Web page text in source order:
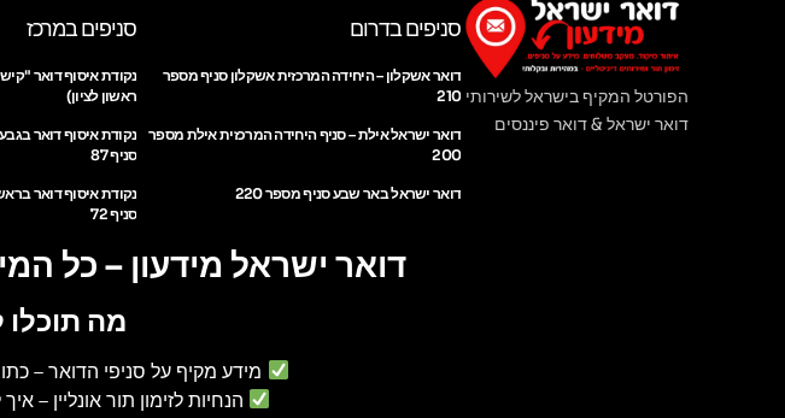
הפורטל המקיף בישראל לשירותי
דואר ישראל & דואר פיננסים
סניפים בדרום
דואר אשקלון – היחידה המרכזית אשקלון סניף מספר
210
דואר ישראל אילת – סניף היחידה המרכזית אילת מספר
200
דואר ישראל באר שבע סניף מספר 220
סניפים במרכז
ראשון לציון)
נקודת איסוף דואר
סניף 87
נקודת איסוף דואר
סניף 72
דואר ישראל מידעון – כל
מה
מידע מקיף על סניפי הדואר–
הנחיות לזימון תור אונליין – איך